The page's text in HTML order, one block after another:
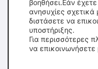
βοηθήσει.Εάν
ανησυχίες
διστάσετε να
υποστήριξης.
Για περισσότερες
να επικοινωνήσετε